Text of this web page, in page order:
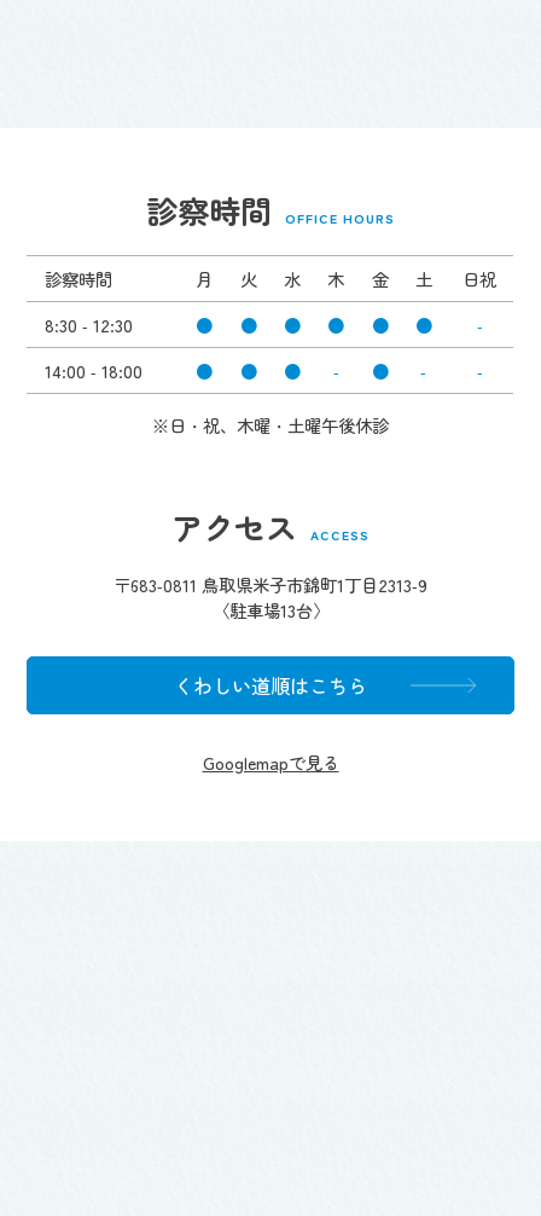
診察時間 OFFICE HOURS
診察時間 月 火 水 木 金 土
日祝
8:30 - 12:30
● ● ● ● ● ●
-
14:00 - 18:00
● ● ● - ● - -
※日・祝、木曜・土曜午後休診
アクセス ACCESS
〒683-0811 鳥取県米子市錦町1丁目2313-9
〈駐車場13台〉
くわしい道順はこちら
Googlemapで見る